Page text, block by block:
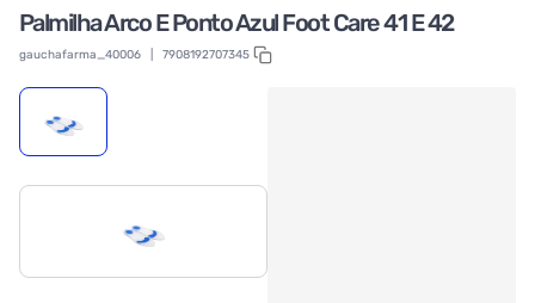
Palmilha Arco E Ponto Azul Foot Care 41 E 42
gauchafarma_40006 7908192707345